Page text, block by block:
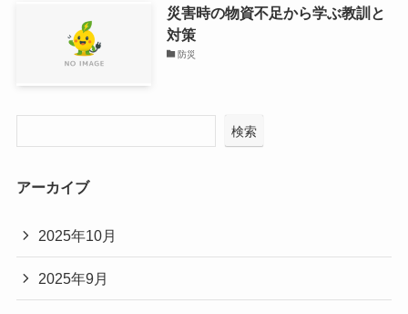
災害時の物資不足から学ぶ教訓と
対策
防災
検索
アーカイブ
2025年10月
2025年9月